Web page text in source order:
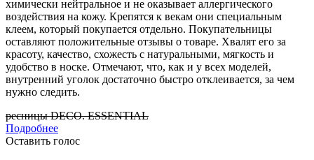
химически нейтральное и не оказывает аллергического
воздействия на кожу. Крепятся к векам они специальным
клеем, который покупается отдельно. Покупательницы
оставляют положительные отзывы о товаре. Хвалят его за
красоту, качество, схожесть с натуральными, мягкость и
удобство в носке. Отмечают, что, как и у всех моделей,
внутренний уголок достаточно быстро отклеивается, за чем
нужно следить.
ресницы DECO. ESSENTIAL
Подробнее
Оставить голос